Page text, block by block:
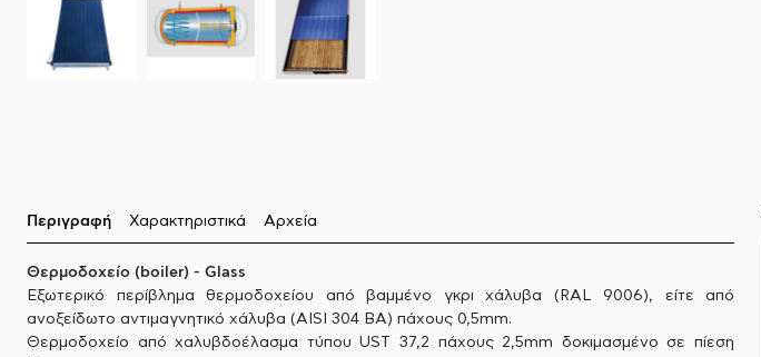
Περιγραφή Χαρακτηριστικά Αρχεία
Θερμοδοχείο (boiler) - Glass
Εξωτερικό περίβλημα θερμοδοχείου από βαμμένο γκρι χάλυβα (RAL 9006), είτε από
ανοξείδωτο αντιμαγνητικό χάλυβα (AISI 304 BA) πάχους 0,5mm.
Θερμοδοχείο από χαλυβδοέλασμα τύπου UST 37,2 πάχους 2,5mm δοκιμασμένο σε πίεση